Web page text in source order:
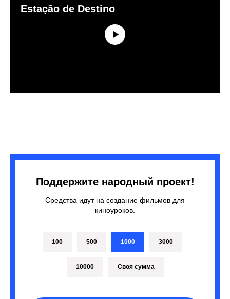
Estação de Destino
Поддержите народный проект!
Средства идут на создание фильмов для
киноуроков.
100 500 1000 3000
10000 Своя сумма